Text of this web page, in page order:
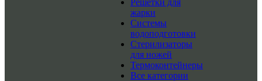
Решетки для
жарки
Системы
водоподготовки
Стерилизаторы
для ножей
Термоконтейнеры
Все категории